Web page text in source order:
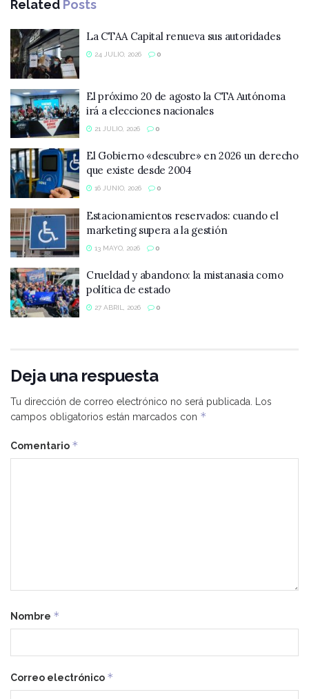
Related Posts
La CTAA Capital renueva sus autoridades
24 JULIO, 2026 0
El próximo 20 de agosto la CTA Autónoma
irá a elecciones nacionales
21 JULIO, 2026 0
El Gobierno «descubre» en 2026 un derecho
que existe desde 2004
16 JUNIO, 2026 0
Estacionamientos reservados: cuando el
marketing supera a la gestión
13 MAYO, 2026 0
Crueldad y abandono: la mistanasia como
política de estado
27 ABRIL, 2026 0
Deja una respuesta
Tu dirección de correo electrónico no será publicada.
Los
campos obligatorios están marcados con *
Comentario *
Nombre *
Correo electrónico *